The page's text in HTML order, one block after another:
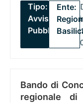
Tipo:
Avviso
Pubblico
Ente:
Bando di
regionale di